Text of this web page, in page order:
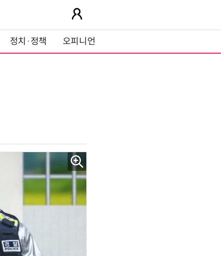
정치·정책 오피니언